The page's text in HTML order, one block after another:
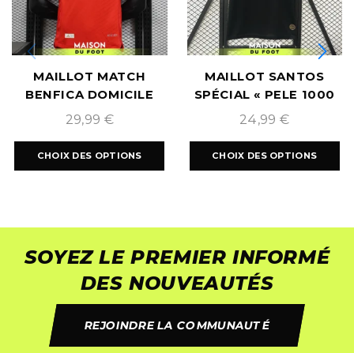
MAILLOT MATCH
BENFICA DOMICILE
2024/2025
29,99 €
CHOIX DES OPTIONS
MAILLOT SANTOS
SPÉCIAL « PELE 1000
BUTS » NOIR
24,99 €
CHOIX DES OPTIONS
SOYEZ LE PREMIER INFORMÉ
DES NOUVEAUTÉS
REJOINDRE LA COMMUNAUTÉ